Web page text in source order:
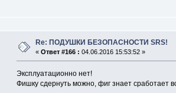
Re: ПОДУШКИ БЕЗОПАСНОСТИ SRS!
«Ответ #166 : 04.06.2016 15:53:52 »
Эксплуатационно нет!
Фишку сдернуть можно, фиг знает сработает